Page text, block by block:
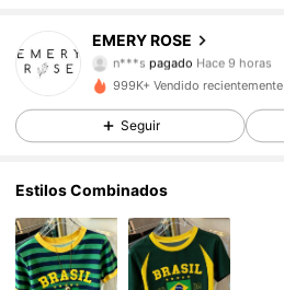
EMERY ROSE
4,80
1.8M Seguidores
n***s pagado Hace 9 horas
4,80 1.8M Seguidores
4,80 1.8M Seguidores
4,80 1.8M Seguidores
999K+ Vendido recientemente
Seguir
Estilos Combinados